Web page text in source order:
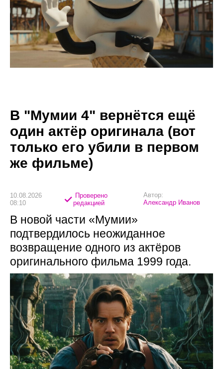
В "Мумии 4" вернётся ещё
один актёр оригинала (вот
только его убили в первом
же фильме)
10.08.2026
08:10
Проверено
редакцией
Автор:
Александр Иванов
В новой части «Мумии»
подтвердилось неожиданное
возвращение одного из актёров
оригинального фильма 1999 года.